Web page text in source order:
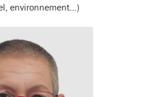
environnement…)